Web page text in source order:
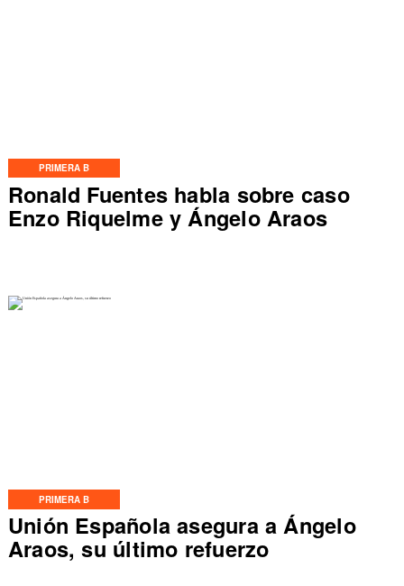
PRIMERA B
Ronald Fuentes habla sobre caso
Enzo Riquelme y Ángelo Araos
PRIMERA B
Unión Española asegura a Ángelo
Araos, su último refuerzo